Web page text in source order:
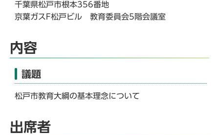
千葉県松戸市根本356番地
京葉ガスF松戸ビル 教育委員会5階会議室
内容
議題
松戸市教育大綱の基本理念について
出席者